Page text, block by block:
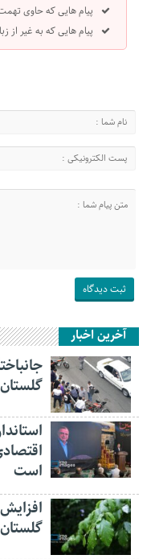
پیام هایی که حاوی
پیام هایی که به غیر از
آخرین اخبار
گلستان ۱۷ درصد کاهش یافت
است
گلستان